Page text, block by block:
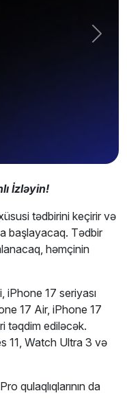
İzləyin!
tədbirini keçirir və
başlayacaq. Tədbir
həmçinin
iPhone 17 seriyası
17 Air, iPhone 17
təqdim ediləcək.
11, Watch Ultra 3 və
qulaqlıqlarının da